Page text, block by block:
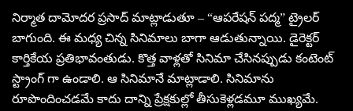
నిర్మాత దామోదర ప్రసాద్ మాట్లాడుతూ – “ఆపరేషన్ పద్మ” ట్రైలర్
బాగుంది. ఈ మధ్య చిన్న సినిమాలు బాగా ఆడుతున్నాయి. డైరెక్టర్
కార్తికేయ ప్రతిభావంతుడు. కొత్త వాళ్లతో సినిమా చేసినప్పుడు కంటెంట్
స్ట్రాంగ్ గా ఉండాలి. ఆ సినిమానే మాట్లాడాలి. సినిమాను
రూపొందించడమే కాదు దాన్ని ప్రేక్షకుల్లో తీసుకెళ్లడమూ ముఖ్యమే.